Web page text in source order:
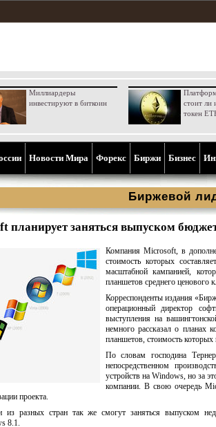
Миллиардеры
инвестируют в биткоин
стоит ли
токен
Новости Мира Форекс Биржи Бизнес
Биржевой
планирует заняться выпуском
Компания Microsoft, в
стоимость которых
масштабной кампанией,
планшетов среднего ценового
Корреспонденты издания
операционный директор
выступления на
немного рассказал о планах
планшетов, стоимость
По словам господина
непосредственном
устройств на Windows, но за
компании. В свою очередь
проекта.
из разных стран так же смогут заняться выпуском
8.1.